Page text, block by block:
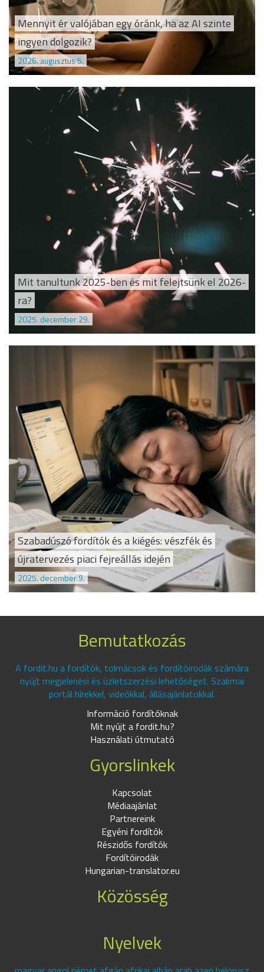
Mennyit ér valójában egy óránk, ha az AI szinte
ingyen dolgozik?
2026. augusztus 5.
Mit tanultunk 2025-ben és mit felejtsünk el 2026-
ra?
2025. december 29.
Szabadúszó fordítók és a kiégés: vészfék és
újratervezés piaci fejreállás idején
2025. december 9.
Bemutatkozás
A fordit.hu a fordítók, tolmácsok és fordítóirodák számára
nyújt megjelenési és üzletszerzési lehetőséget. Szakmai
portál hírekkel, videókkal, állásajánlatokkal.
Információ fordítóknak
Mit nyújt a fordit.hu?
Használati útmutató
Gyorslinkek
Kapcsolat
Médiaajánlat
Partnereink
Egyéni fordítók
Részidős fordítók
Fordítóirodák
Hungarian-translator.eu
Közösség
Nyelvek